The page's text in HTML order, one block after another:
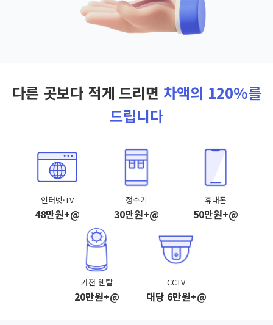
다른 곳보다 적게 드리면 차액의 120%를
드립니다
인터넷·TV
48만원+@
정수기
30만원+@
휴대폰
50만원+@
가전 렌탈
20만원+@
CCTV
대당 6만원+@